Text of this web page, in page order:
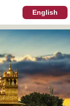
English